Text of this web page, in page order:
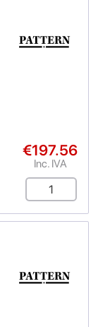
€197.56
Inc. IVA